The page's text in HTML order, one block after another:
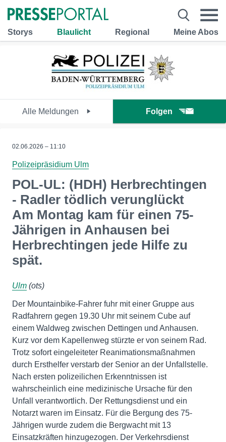
Storys Blaulicht Regional Meine Abos
Alle Meldungen Folgen
02.06.2026 – 11:10
Polizeipräsidium Ulm
POL-UL: (HDH) Herbrechtingen
- Radler tödlich verunglückt
Am Montag kam für einen 75-
Jährigen in Anhausen bei
Herbrechtingen jede Hilfe zu
spät.
Ulm (ots)
Der Mountainbike-Fahrer fuhr mit einer Gruppe aus
Radfahrern gegen 19.30 Uhr mit seinem Cube auf
einem Waldweg zwischen Dettingen und Anhausen.
Kurz vor dem Kapellenweg stürzte er von seinem Rad.
Trotz sofort eingeleiteter Reanimationsmaßnahmen
durch Ersthelfer verstarb der Senior an der Unfallstelle.
Nach ersten polizeilichen Erkenntnissen ist
wahrscheinlich eine medizinische Ursache für den
Unfall verantwortlich. Der Rettungsdienst und ein
Notarzt waren im Einsatz. Für die Bergung des 75-
Jährigen wurde zudem die Bergwacht mit 13
Einsatzkräften hinzugezogen. Der Verkehrsdienst